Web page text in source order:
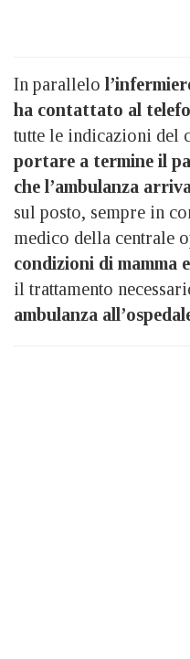
In parallelo
ha contattato al
tutte le indicazioni del
portare a termine il
che l’ambulanza
sul posto, sempre in
medico della centrale
condizioni di mamma
il trattamento
ambulanza